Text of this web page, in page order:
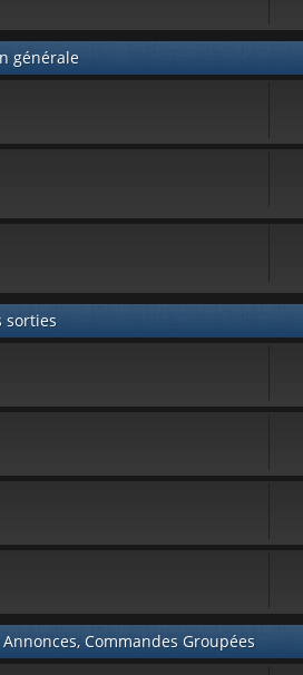
générale
sorties
Commandes Groupées